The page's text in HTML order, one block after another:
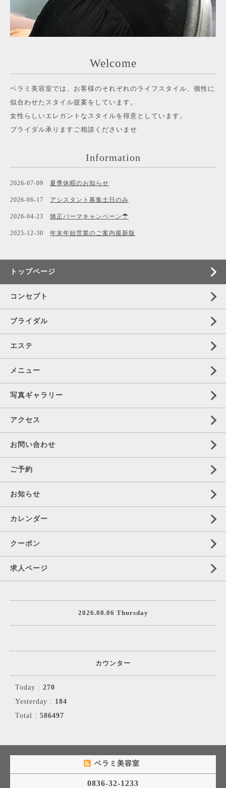
Welcome
ベラミ美容室では、お客様のそれぞれのライフスタイル、個性に
似合わせたスタイル提案をしています。
女性らしいエレガントなスタイルを得意としています。
ブライダル承りますご相談くださいませ
Information
2026-07-09 夏季休暇のお知らせ
2026-06-17 アシスタント募集土日のみ
2026-04-23 矯正パーマキャンペーン☂
2025-12-30 年末年始営業のご案内最新版
トップページ
コンセプト
ブライダル
エステ
メニュー
写真ギャラリー
アクセス
お問い合わせ
ご予約
お知らせ
カレンダー
クーポン
求人ページ
2026.08.06 Thursday
カウンター
Today : 270
Yesterday : 184
Total : 586497
ベラミ美容室
0836-32-1233